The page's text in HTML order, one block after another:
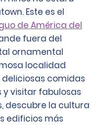
Este es el
de América del
fuera del
ornamental
localidad
comidas
visitar fabulosas
descubre la cultura
edificios más